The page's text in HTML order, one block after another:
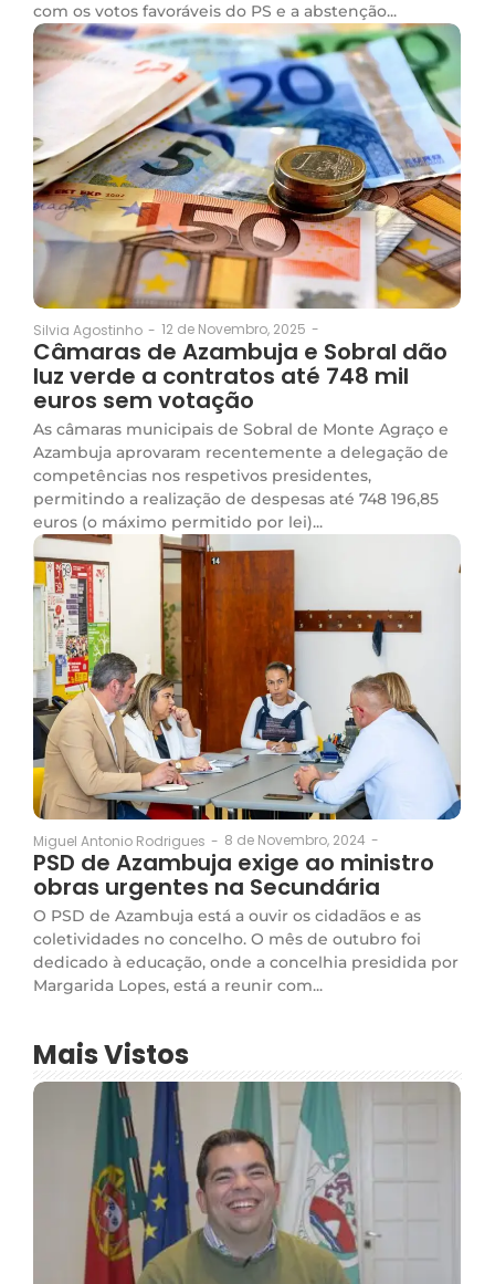
com os votos favoráveis do PS e a abstenção...
Silvia Agostinho - 12 de Novembro, 2025 -
Câmaras de Azambuja e Sobral dão
luz verde a contratos até 748 mil
euros sem votação
As câmaras municipais de Sobral de Monte Agraço e
Azambuja aprovaram recentemente a delegação de
competências nos respetivos presidentes,
permitindo a realização de despesas até 748 196,85
euros (o máximo permitido por lei)...
Miguel Antonio Rodrigues - 8 de Novembro, 2024 -
PSD de Azambuja exige ao ministro
obras urgentes na Secundária
O PSD de Azambuja está a ouvir os cidadãos e as
coletividades no concelho. O mês de outubro foi
dedicado à educação, onde a concelhia presidida por
Margarida Lopes, está a reunir com...
Mais Vistos